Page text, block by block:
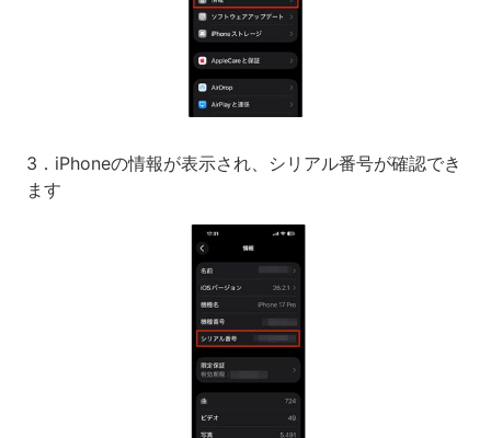
3．iPhoneの情報が表示され、シリアル番号が確認でき
ます